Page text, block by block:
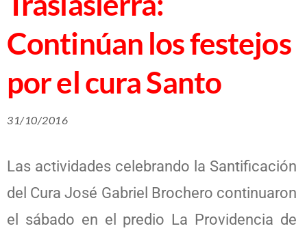
Continúan los festejos
por el cura Santo
31/10/2016
Las actividades celebrando la Santificación
del Cura José Gabriel Brochero continuaron
el sábado en el predio La Providencia de